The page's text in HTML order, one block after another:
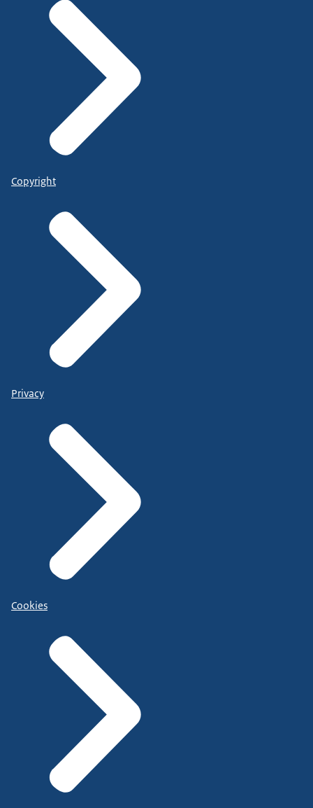
Copyright
Privacy
Cookies